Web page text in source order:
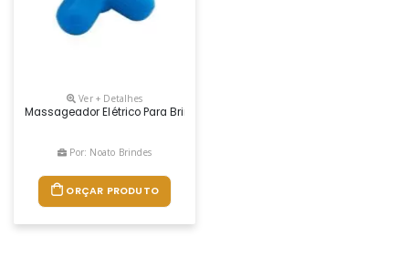
Ver + Detalhes
Massageador Elétrico Para Brindes, Peso 104 Gramas, Dimensões 9 X
Por: Noato Brindes
ORÇAR PRODUTO